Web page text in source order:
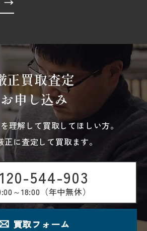
正買取査定
お申し込み
理解して買取してほしい方。
正に査定して買取ます。
544-903
～18:00（年中無休）
買取フォーム